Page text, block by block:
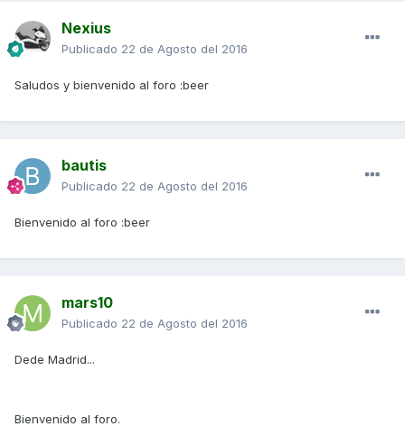
Nexius
Publicado 22 de Agosto del 2016
Saludos y bienvenido al foro :beer
bautis
Publicado 22 de Agosto del 2016
Bienvenido al foro :beer
mars10
Publicado 22 de Agosto del 2016
Dede Madrid...
Bienvenido al foro.